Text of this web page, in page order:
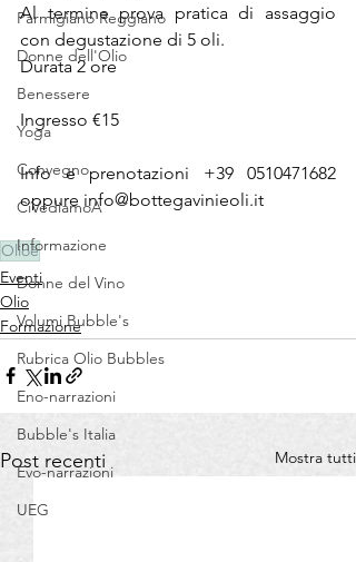
Parmigiano Reggiano
Donne dell'Olio
Benessere
Yoga
Convegno
CiVediamoA
Informazione
Donne del Vino
Volumi Bubble's
Rubrica Olio Bubbles
Eno-narrazioni
Bubble's Italia
Evo-narrazioni
UEG
Al termine prova pratica di assaggio
con degustazione di 5 oli.
Durata 2 ore
Ingresso €15
Info e prenotazioni +39 0510471682
oppure info@bottegavinieoli.it
Olioè
Eventi
Olio
Formazione
Post recenti Mostra tutti